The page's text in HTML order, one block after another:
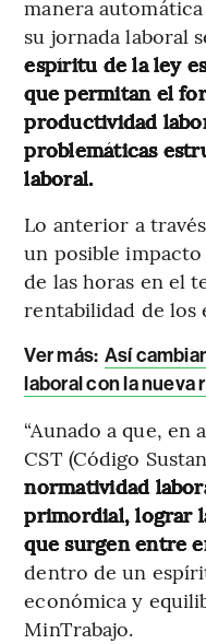
manera
su jornada laboral
espíritu de la ley
que permitan el
productividad
problemáticas
laboral.
Lo anterior a
un posible
de las horas en el
rentabilidad de los
Ver más: Así
laboral con la nueva
“Aunado a que,
CST (Código
normatividad
primordial, lograr
que surgen entre
dentro de un
económica y
MinTrabajo.